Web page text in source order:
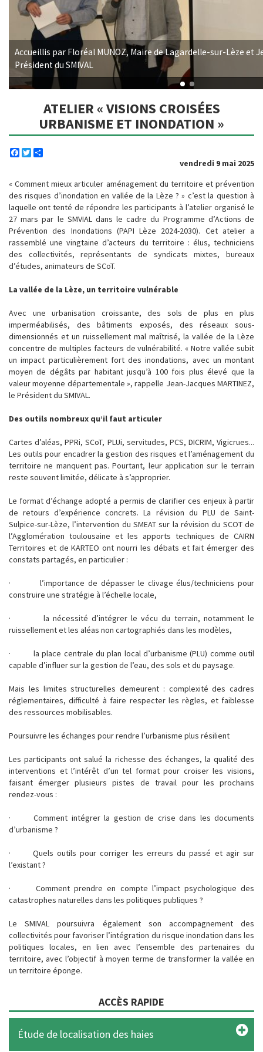
Accueillis par Floréal MUNOZ, Maire de Lagardelle-sur-Lèze et
Président du SMIVAL
ATELIER « VISIONS CROISÉES
URBANISME ET INONDATION »
Facebook
Twitter
vendredi 9 mai 2025
« Comment mieux articuler aménagement du territoire et prévention
des risques d’inondation en vallée de la Lèze ? » c’est la question à
laquelle ont tenté de répondre les participants à l’atelier organisé le
27 mars par le SMVIAL dans le cadre du Programme d’Actions de
Prévention des Inondations (PAPI Lèze 2024-2030). Cet atelier a
rassemblé une vingtaine d’acteurs du territoire : élus, techniciens
des collectivités, représentants de syndicats mixtes, bureaux
d’études, animateurs de SCoT.
La vallée de la Lèze, un territoire vulnérable
Avec une urbanisation croissante, des sols de plus en plus
imperméabilisés, des bâtiments exposés, des réseaux sous-
dimensionnés et un ruissellement mal maîtrisé, la vallée de la Lèze
concentre de multiples facteurs de vulnérabilité. « Notre vallée subit
un impact particulièrement fort des inondations, avec un montant
moyen de dégâts par habitant jusqu’à 100 fois plus élevé que la
valeur moyenne départementale », rappelle Jean-Jacques MARTINEZ,
le Président du SMIVAL.
Des outils nombreux qu’il faut articuler
Cartes d’aléas, PPRi, SCoT, PLUi, servitudes, PCS, DICRIM, Vigicrues...
Les outils pour encadrer la gestion des risques et l’aménagement du
territoire ne manquent pas. Pourtant, leur application sur le terrain
reste souvent limitée, délicate à s’approprier.
Le format d’échange adopté a permis de clarifier ces enjeux à partir
de retours d’expérience concrets. La révision du PLU de Saint-
Sulpice-sur-Lèze, l’intervention du SMEAT sur la révision du SCOT de
l’Agglomération toulousaine et les apports techniques de CAIRN
Territoires et de KARTEO ont nourri les débats et fait émerger des
constats partagés, en particulier :
· l’importance de dépasser le clivage élus/techniciens pour
construire une stratégie à l’échelle locale,
· la nécessité d’intégrer le vécu du terrain, notamment le
ruissellement et les aléas non cartographiés dans les modèles,
· la place centrale du plan local d’urbanisme (PLU) comme outil
capable d’influer sur la gestion de l’eau, des sols et du paysage.
Mais les limites structurelles demeurent : complexité des cadres
réglementaires, difficulté à faire respecter les règles, et faiblesse
des ressources mobilisables.
Poursuivre les échanges pour rendre l’urbanisme plus résilient
Les participants ont salué la richesse des échanges, la qualité des
interventions et l’intérêt d’un tel format pour croiser les visions,
faisant émerger plusieurs pistes de travail pour les prochains
rendez-vous :
· Comment intégrer la gestion de crise dans les documents
d’urbanisme ?
· Quels outils pour corriger les erreurs du passé et agir sur
l’existant ?
· Comment prendre en compte l’impact psychologique des
catastrophes naturelles dans les politiques publiques ?
Le SMIVAL poursuivra également son accompagnement des
collectivités pour favoriser l’intégration du risque inondation dans les
politiques locales, en lien avec l’ensemble des partenaires du
territoire, avec l’objectif à moyen terme de transformer la vallée en
un territoire éponge.
ACCÈS RAPIDE
Étude de localisation des haies